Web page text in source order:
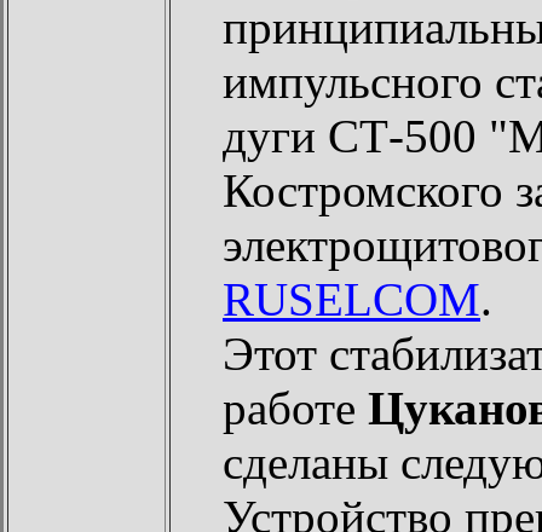
импульсного
дуги СТ-500
Костромского
RUSELCOM.
Этот
работе
сделаны
Устройство